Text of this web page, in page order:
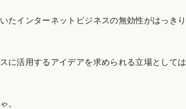
たインターネットビジネスの無効性がはっきり
に活用するアイデアを求められる立場としては
。